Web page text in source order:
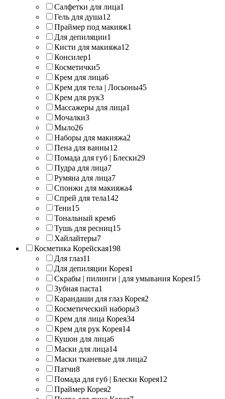
Салфетки для лица1
Гель для душа12
Праймер под макияж1
Для депиляции1
Кисти для макияжа12
Консилер1
Косметички5
Крем для лица6
Крем для тела | Лосьоны45
Крем для рук3
Массажеры для лица1
Мочалки3
Мыло26
Наборы для макияжа2
Пена для ванны12
Помада для губ | Блески29
Пудра для лица7
Румяна для лица7
Спонжи для макияжа4
Спрей для тела142
Тени15
Тональный крем6
Тушь для ресниц15
Хайлайтеры7
Косметика Корейская198
Для глаз11
Для депиляции Корея1
Скрабы | пилинги | для умывания Корея15
Зубная паста1
Карандаши для глаз Корея2
Косметический наборы3
Крем для лица Корея34
Крем для рук Корея14
Кушон для лица6
Маски для лица14
Маски тканевые для лица2
Патчи8
Помада для губ | Блески Корея12
Праймер Корея2